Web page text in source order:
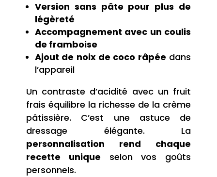
Version sans pâte pour plus de
légèreté
Accompagnement avec un coulis
de framboise
Ajout de noix de coco râpée dans
l’appareil
Un contraste d’acidité avec un fruit
frais équilibre la richesse de la crème
pâtissière. C’est une astuce de
dressage élégante. La
personnalisation rend chaque
recette unique selon vos goûts
personnels.